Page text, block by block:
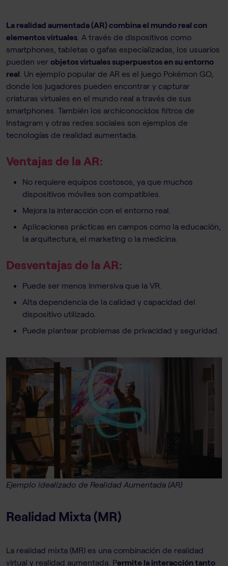
La realidad aumentada (AR) combina el mundo real con
elementos virtuales . A través de dispositivos como
smartphones, tabletas o gafas especializadas, los usuarios
pueden ver objetos virtuales superpuestos en su entorno
real . Un ejemplo popular de AR es el juego Pokémon GO,
donde los jugadores pueden encontrar y capturar
criaturas virtuales en el mundo real a través de sus
smartphones. También los archiconocidos filtros de
Instagram y otras redes sociales son ejemplos de
tecnologías de realidad aumentada.
Ventajas de la AR:
No requiere equipos costosos, ya que muchos
dispositivos móviles son compatibles.
Mejora la interacción con el entorno real.
Aplicaciones prácticas en campos como la educación,
la arquitectura, el marketing o la medicina.
Desventajas de la AR:
Puede ser menos inmersiva que la VR.
Alta dependencia de la calidad y capacidad del
dispositivo utilizado.
Puede plantear problemas de privacidad y seguridad.
Ejemplo idealizado de Realidad Aumentada (AR)
Realidad Mixta (MR)
La realidad mixta (MR) es una combinación de realidad
virtual y realidad aumentada. Permite la interacción tanto